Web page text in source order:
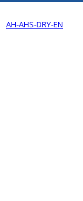
AH-AHS-DRY-EN